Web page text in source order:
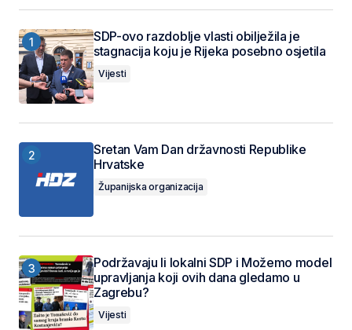
SDP-ovo razdoblje vlasti obilježila je
stagnacija koju je Rijeka posebno osjetila
Vijesti
Sretan Vam Dan državnosti Republike
Hrvatske
Županijska organizacija
Podržavaju li lokalni SDP i Možemo model
upravljanja koji ovih dana gledamo u
Zagrebu?
Vijesti